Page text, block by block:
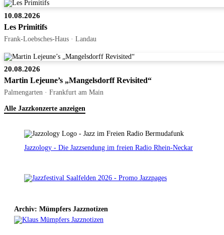
10.08.2026
Les Primitifs
Frank-Loebsches-Haus · Landau
20.08.2026
Martin Lejeune’s „Mangelsdorff Revisited“
Palmengarten · Frankfurt am Main
Alle Jazzkonzerte anzeigen
Jazzology - Die Jazzsendung im freien Radio Rhein-Neckar
Archiv: Mümpfers Jazznotizen